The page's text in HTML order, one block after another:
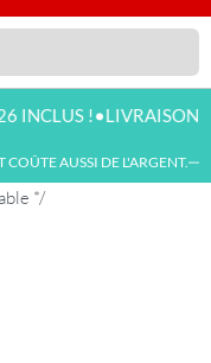
!•LIVRAISON
AUSSI DE L'ARGENT.—
*/